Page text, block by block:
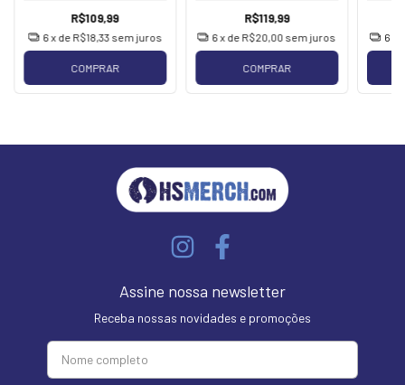
R$109,99
6x de R$18,33 sem juros
COMPRAR
R$119,99
6 x de R$20,00 sem juros
COMPRAR
6
Assine nossa newsletter
Receba nossas novidades e promoções